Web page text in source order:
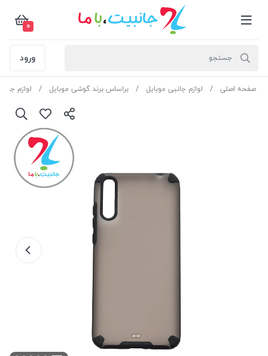
0
ورود
صفحه اصلی لوازم جانبی موبایل براساس برند گوشی موبایل لوازم